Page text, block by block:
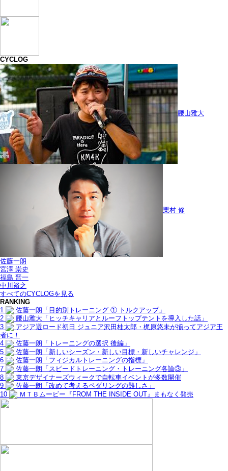
CYCLOG
腰山雅大
栗村 修
佐藤一朗
宮澤 崇史
福島 晋一
中川裕之
すべてのCYCLOGを見る
RANKING
1
佐藤一朗「目的別トレーニング ① トルクアップ」
2
腰山雅大「ヒッチキャリアとルーフトップテントを導入した話」
3
アジア選ロード初日 ジュニア沢田桂太郎・梶原悠未が揃ってアジア王
者に！
4
佐藤一朗「トレーニングの選択 後編」
5
佐藤一朗「新しいシーズン・新しい目標・新しいチャレンジ」
6
佐藤一朗「フィジカルトレーニングの指標」
7
佐藤一朗「スピードトレーニング・トレーニング各論③」
8
東京デザイナーズウィークで自転車イベントが多数開催
9
佐藤一朗「改めて考えるペダリングの難しさ」
10
ＭＴＢムービー『FROM THE INSIDE OUT』まもなく発売